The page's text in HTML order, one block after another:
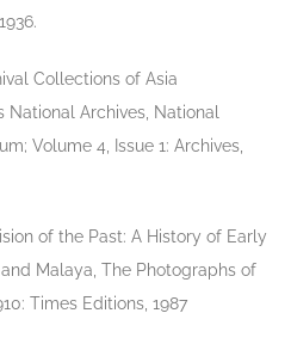
Collections of Asia
National Archives, National
Volume 4, Issue 1: Archives,
of the Past: A History of Early
Malaya, The Photographs of
Times Editions, 1987